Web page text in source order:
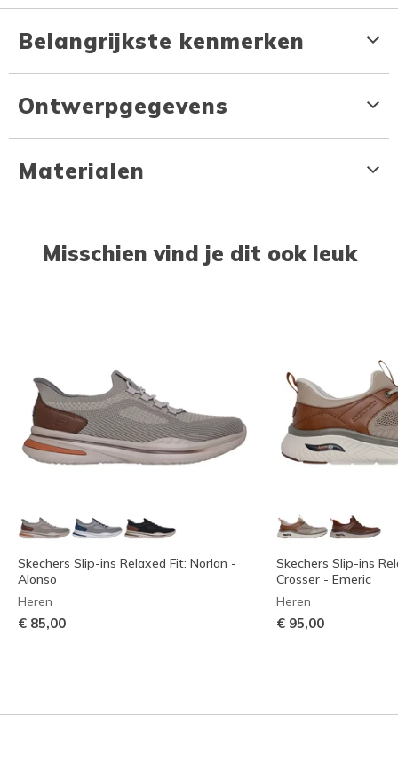
Belangrijkste kenmerken
Ontwerpgegevens
Materialen
Misschien vind je dit ook leuk
Skechers Slip-ins Relaxed Fit: Norlan -
Alonso
Heren
€ 85,00
Skechers Slip-ins
Crosser - Emeric
Heren
€ 95,00